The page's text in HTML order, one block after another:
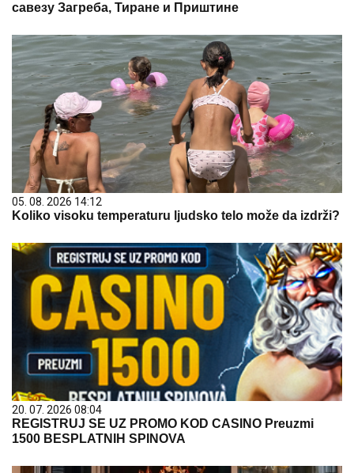
савезу Загреба, Тиране и Приштине
05. 08. 2026 14:12
Koliko visoku temperaturu ljudsko telo može da izdrži?
20. 07. 2026 08:04
REGISTRUJ SE UZ PROMO KOD CASINO Preuzmi
1500 BESPLATNIH SPINOVA